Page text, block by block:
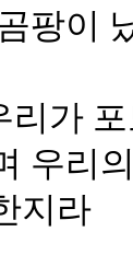
팡이
리가
우리
지라